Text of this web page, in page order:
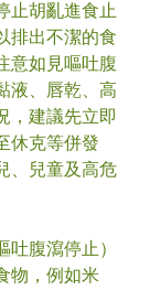
止胡亂進食止
排出不潔的食
意如見嘔吐腹
液、唇乾、高
，建議先立即
休克等併發
、兒童及高危
腹瀉停止）
物，例如米